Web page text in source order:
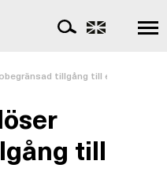
tillgång till energi?
till